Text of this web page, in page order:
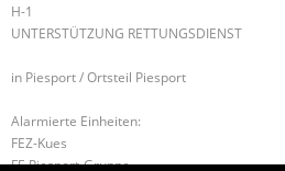
H-1
UNTERSTÜTZUNG RETTUNGSDIENST
in Piesport / Ortsteil Piesport
Alarmierte Einheiten:
FEZ-Kues
FF-Piesport-Gruppe